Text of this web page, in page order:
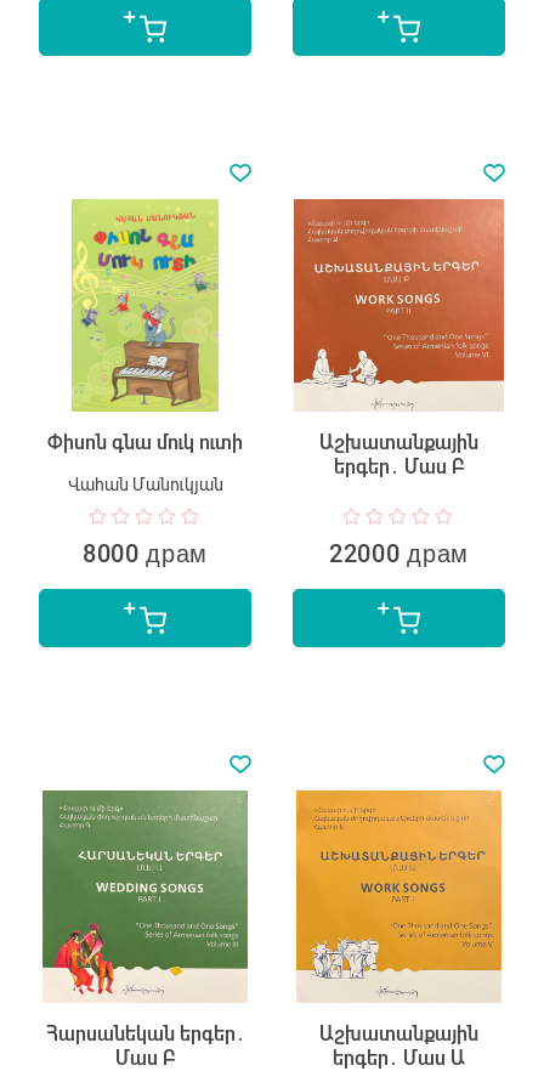
Փիսոն գնա մուկ ուտի
Վահան Մանուկյան
8000 драм
Աշխատանքային
երգեր․ Մաս Բ
22000 драм
Հարսանեկան երգեր․
Մաս Բ
Աշխատանքային
երգեր․ Մաս Ա